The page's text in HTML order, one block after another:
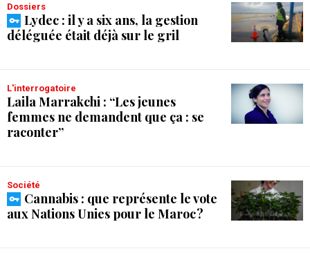
Dossiers
Lydec : il y a six ans, la gestion
déléguée était déjà sur le gril
L'interrogatoire
Laila Marrakchi : “Les jeunes
femmes ne demandent que ça : se
raconter”
Société
Cannabis : que représente le vote
aux Nations Unies pour le Maroc ?